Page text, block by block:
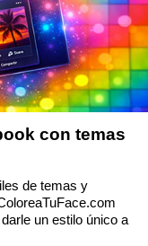
con temas
de temas y
un estilo único a